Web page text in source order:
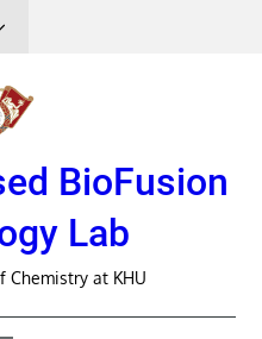
BioFusion
Lab
Chemistry at KHU